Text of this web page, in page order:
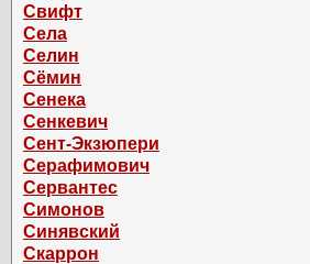
Свифт
Села
Селин
Сёмин
Сенека
Сенкевич
Сент-Экзюпери
Серафимович
Сервантес
Симонов
Синявский
Скаррон